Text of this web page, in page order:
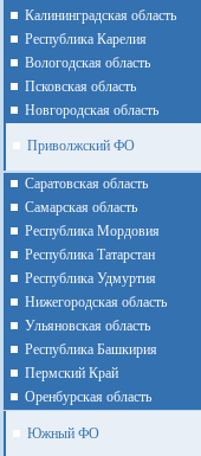
Калининградская область
Республика Карелия
Вологодская область
Псковская область
Новгородская область
Приволжский ФО
Cаратовская область
Cамарская область
Республика Мордовия
Республика Татарстан
Республика Удмуртия
Нижегородская область
Ульяновская область
Республика Башкирия
Пермский Край
Оренбурская область
Южный ФО